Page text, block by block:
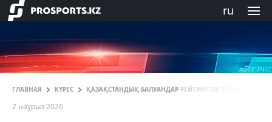
ru
ГЛАВНАЯ КҮРЕС ҚАЗАҚСТАНДЫҚ БАЛУАНДАР РЕЙТИНГТІК ТУРНИРДЕН
2 наурыз 2026